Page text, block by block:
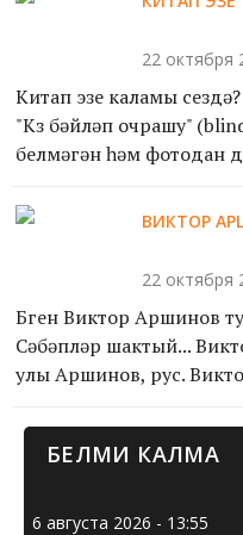
22 октября
Китап эзе каламы
"Күз бәйләп очрашу"
белмәгән һәм фотодан
по...
ВИКТОР
22 октября
Бүген Виктор Аршинов
Сәбәпләр шактый...
улы Аршинов, рус.
(1993). Тата...
БЕЛМИ КАЛМА
6 августа 2026 - 13:55